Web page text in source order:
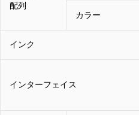
配列
カラー
インク
インターフェイス